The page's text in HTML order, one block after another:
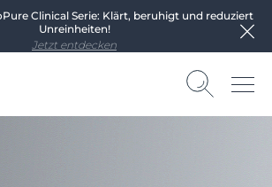
Clinical Serie: Klärt, beruhigt und reduziert
Unreinheiten!
Jetzt entdecken